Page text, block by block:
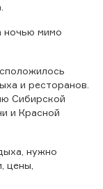
ночью мимо
и ресторанов.
Сибирской
и Красной
нужно
цены,